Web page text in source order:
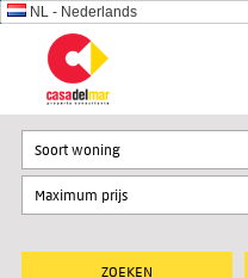
NL - Nederlands
Soort woning